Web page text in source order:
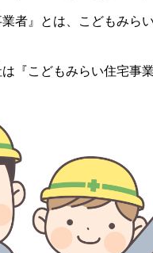
業者』とは、こどもみ
『こどもみらい住宅事業